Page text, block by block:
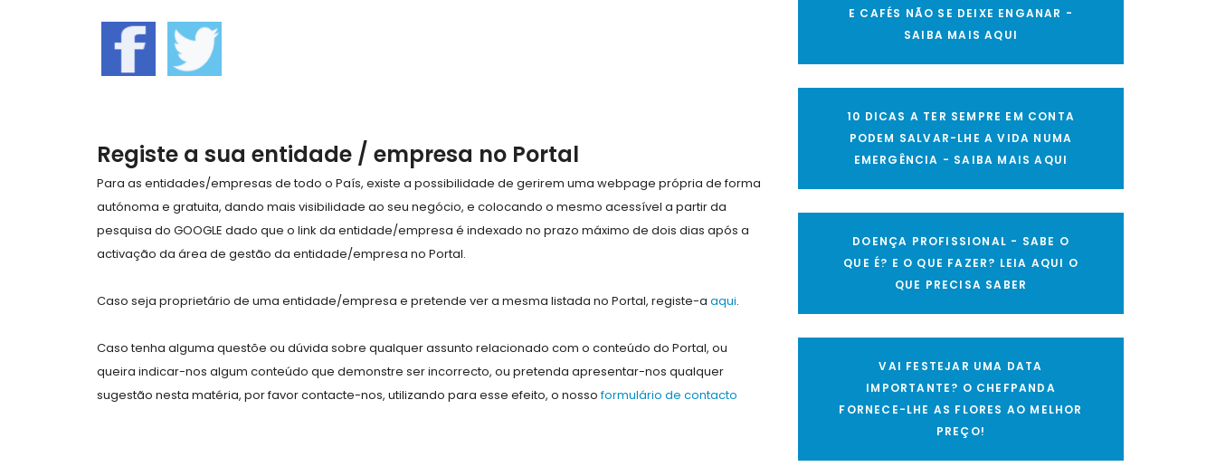
Registe a sua entidade / empresa no Portal
Para as entidades/empresas de todo o País, existe a possibilidade de gerirem uma webpage própria de forma
autónoma e gratuita, dando mais visibilidade ao seu negócio, e colocando o mesmo acessível a partir da
pesquisa do GOOGLE dado que o link da entidade/empresa é indexado no prazo máximo de dois dias após a
activação da área de gestão da entidade/empresa no Portal.
Caso seja proprietário de uma entidade/empresa e pretende ver a mesma listada no Portal, registe-a aqui.
Caso tenha alguma questõe ou dúvida sobre qualquer assunto relacionado com o conteúdo do Portal, ou
queira indicar-nos algum conteúdo que demonstre ser incorrecto, ou pretenda apresentar-nos qualquer
sugestão nesta matéria, por favor contacte-nos, utilizando para esse efeito, o nossoformulário de contacto
E CAFÉS NÃO SE DEIXE ENGANAR -
SAIBA MAIS AQUI
10 DICAS A TER SEMPRE EM CONTA
PODEM SALVAR-LHE A VIDA NUMA
EMERGÊNCIA - SAIBA MAIS AQUI
DOENÇA PROFISSIONAL - SABE O
QUE É? E O QUE FAZER? LEIA AQUI O
QUE PRECISA SABER
VAI FESTEJAR UMA DATA
IMPORTANTE? O CHEFPANDA
FORNECE-LHE AS FLORES AO MELHOR
PREÇO!